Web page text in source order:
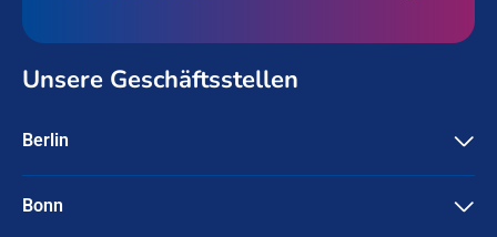
Unsere Geschäftsstellen
Berlin
10117 Berlin
Bonn